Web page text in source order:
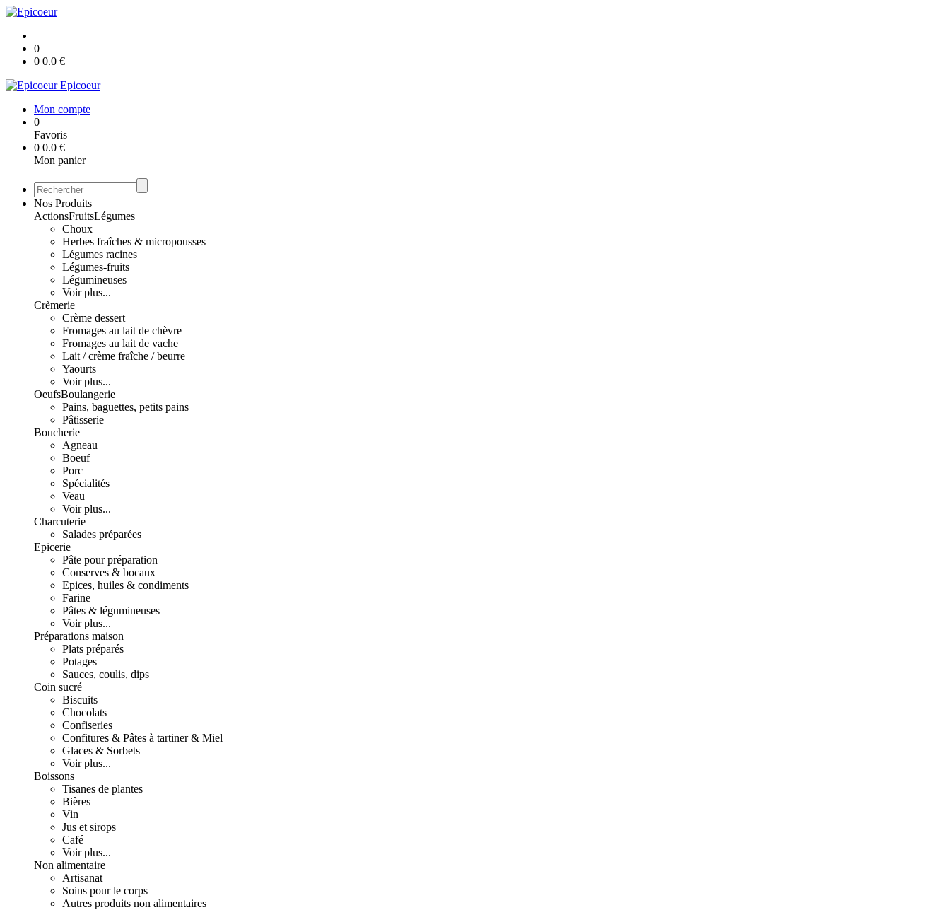
0
0 0.0 €
Epicoeur
Mon compte
0
Favoris
0 0.0 €
Mon panier
Nos Produits
ActionsFruitsLégumes
Choux
Herbes fraîches & micropousses
Légumes racines
Légumes-fruits
Légumineuses
Voir plus...
Crèmerie
Crème dessert
Fromages au lait de chèvre
Fromages au lait de vache
Lait / crème fraîche / beurre
Yaourts
Voir plus...
OeufsBoulangerie
Pains, baguettes, petits pains
Pâtisserie
Boucherie
Agneau
Boeuf
Porc
Spécialités
Veau
Voir plus...
Charcuterie
Salades préparées
Epicerie
Pâte pour préparation
Conserves & bocaux
Epices, huiles & condiments
Farine
Pâtes & légumineuses
Voir plus...
Préparations maison
Plats préparés
Potages
Sauces, coulis, dips
Coin sucré
Biscuits
Chocolats
Confiseries
Confitures & Pâtes à tartiner & Miel
Glaces & Sorbets
Voir plus...
Boissons
Tisanes de plantes
Bières
Vin
Jus et sirops
Café
Voir plus...
Non alimentaire
Artisanat
Soins pour le corps
Autres produits non alimentaires